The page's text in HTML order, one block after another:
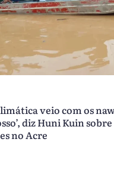
veio com os
diz Huni Kuin sobre
no Acre